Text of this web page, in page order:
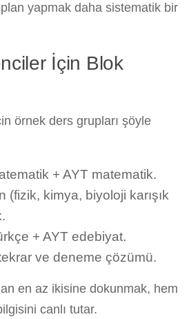
yapmak daha sistematik bir
İçin Blok
örnek ders grupları şöyle
+ AYT matematik.
(fizik, kimya, biyoloji karışık
+ AYT edebiyat.
ve deneme çözümü.
en az ikisine dokunmak, hem
canlı tutar.